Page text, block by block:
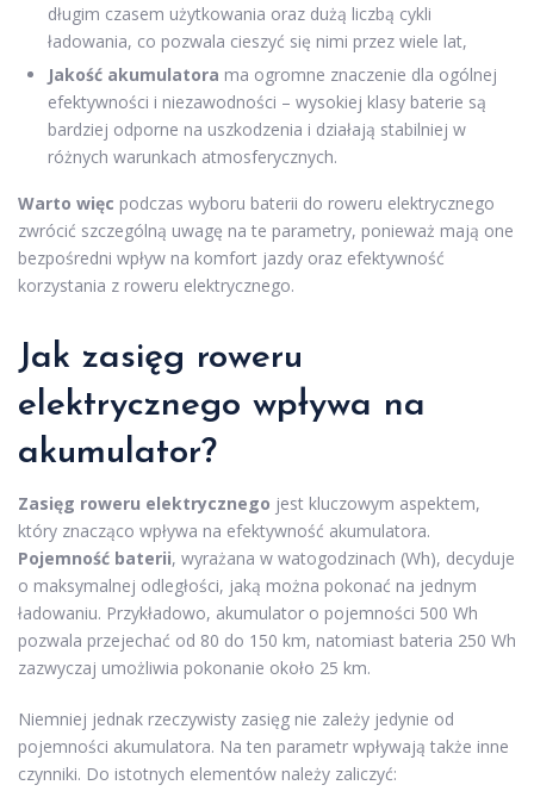
długim czasem użytkowania oraz dużą liczbą cykli
ładowania, co pozwala cieszyć się nimi przez wiele lat,
Jakość akumulatora ma ogromne znaczenie dla ogólnej
efektywności i niezawodności – wysokiej klasy baterie są
bardziej odporne na uszkodzenia i działają stabilniej w
różnych warunkach atmosferycznych.
Warto więc podczas wyboru baterii do roweru elektrycznego
zwrócić szczególną uwagę na te parametry, ponieważ mają one
bezpośredni wpływ na komfort jazdy oraz efektywność
korzystania z roweru elektrycznego.
Jak zasięg roweru
elektrycznego wpływa na
akumulator?
Zasięg roweru elektrycznego jest kluczowym aspektem,
który znacząco wpływa na efektywność akumulatora.
Pojemność baterii, wyrażana w watogodzinach (Wh), decyduje
o maksymalnej odległości, jaką można pokonać na jednym
ładowaniu. Przykładowo, akumulator o pojemności 500 Wh
pozwala przejechać od 80 do 150 km, natomiast bateria 250 Wh
zazwyczaj umożliwia pokonanie około 25 km.
Niemniej jednak rzeczywisty zasięg nie zależy jedynie od
pojemności akumulatora. Na ten parametr wpływają także inne
czynniki. Do istotnych elementów należy zaliczyć: